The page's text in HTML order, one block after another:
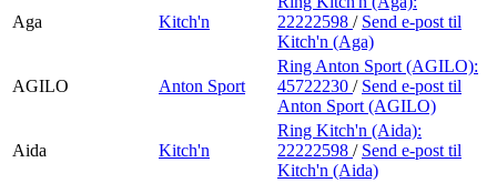
Aga Kitch'n
22222598 / Send e-post til
Kitch'n (Aga)
AGILO Anton Sport
Ring Anton Sport (AGILO):
45722230 / Send e-post til
Anton Sport (AGILO)
Aida Kitch'n
Ring Kitch'n (Aida):
22222598 / Send e-post til
Kitch'n (Aida)